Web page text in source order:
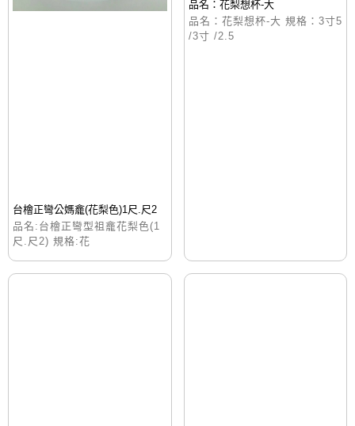
台檜正彎公媽龕(花梨色)1尺.尺2
品名:台檜正彎型祖龕花梨色(1
尺.尺2) 規格:花
品名：花梨想杯-大
品名：花梨想杯-大 規格：3寸5
/3寸 /2.5